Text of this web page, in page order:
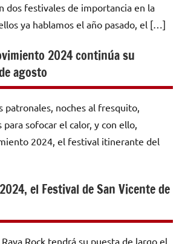
dos festivales de importancia en la
ya hablamos el año pasado, el […]
2024 continúa su
agosto
patronales, noches al fresquito,
para sofocar el calor, y con ello,
2024, el festival itinerante del
2024, el Festival de San Vicente de
Raya Rock tendrá su puesta de largo el